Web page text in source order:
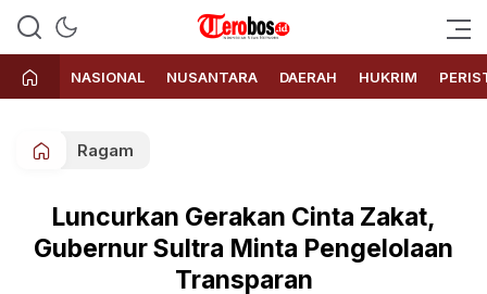
Terobos.id – Kabar terkini dari
Indonesia
Media siber yang menyajikan
berita terbaru dan kabar terkini
dari Indonesia untuk dunia
NASIONAL NUSANTARA DAERAH HUKRIM
Ragam
Luncurkan Gerakan Cinta Zakat,
Gubernur Sultra Minta Pengelolaan
Transparan